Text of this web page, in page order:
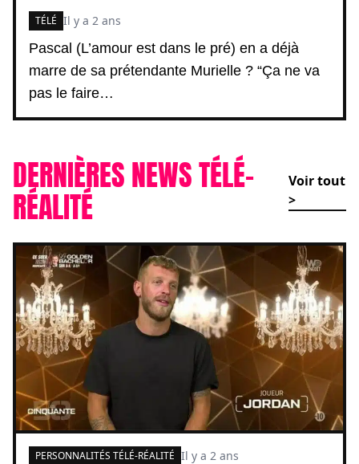
Pascal (L’amour est dans le pré) en a déjà
marre de sa prétendante Murielle ? “Ça ne va
pas le faire…
TÉLÉ Il y a 2 ans
DERNIÈRES NEWS TÉLÉ-
RÉALITÉ
Voir tout
>
PERSONNALITÉS TÉLÉ-RÉALITÉ Il y a 2 ans